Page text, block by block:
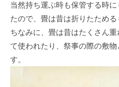
当然持ち運ぶ時も保管する時
たので、畳は昔は折りたためる
ちなみに、畳は昔はたくさん
て使われたり、祭事の際の敷
す。